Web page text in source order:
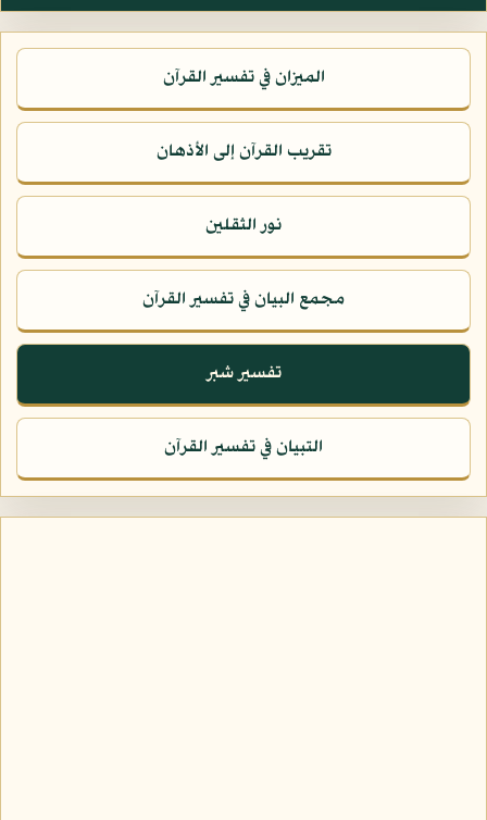
الميزان في تفسير القرآن
تقريب القرآن إلى الأذهان
نور الثقلين
مجمع البيان في تفسير القرآن
تفسير شبر
التبيان في تفسير القرآن